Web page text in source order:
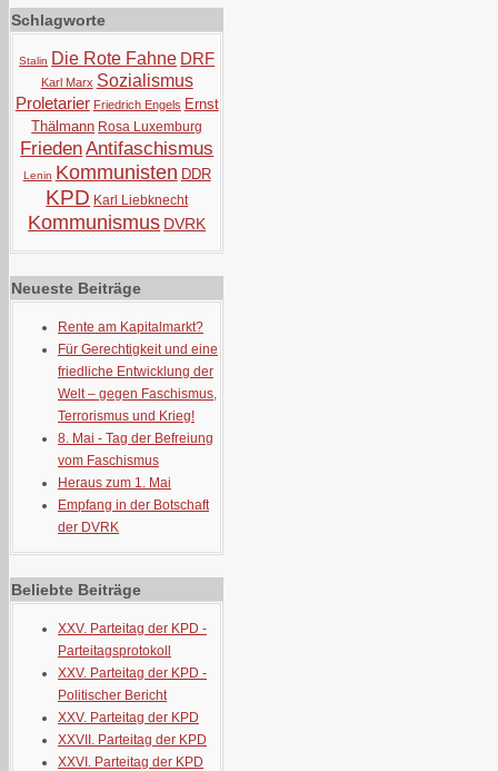
Schlagworte
Stalin Die Rote Fahne DRF
Karl Marx Sozialismus
Proletarier Friedrich Engels Ernst
Thälmann Rosa Luxemburg
FriedenAntifaschismus
Lenin Kommunisten DDR
KPD Karl Liebknecht
Kommunismus DVRK
Neueste Beiträge
Rente am Kapitalmarkt?
Für Gerechtigkeit und eine
friedliche Entwicklung der
Welt – gegen Faschismus,
Terrorismus und Krieg!
8. Mai - Tag der Befreiung
vom Faschismus
Heraus zum 1. Mai
Empfang in der Botschaft
der DVRK
Beliebte Beiträge
XXV. Parteitag der KPD -
Parteitagsprotokoll
XXV. Parteitag der KPD -
Politischer Bericht
XXV. Parteitag der KPD
XXVII. Parteitag der KPD
XXVI. Parteitag der KPD